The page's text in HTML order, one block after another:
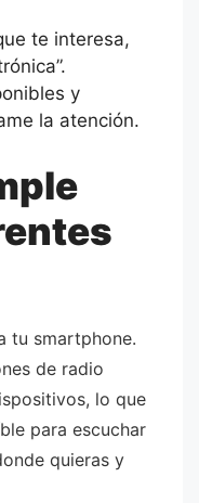
te interesa,
y
la atención.
tu smartphone.
de radio
lo que
para escuchar
quieras y